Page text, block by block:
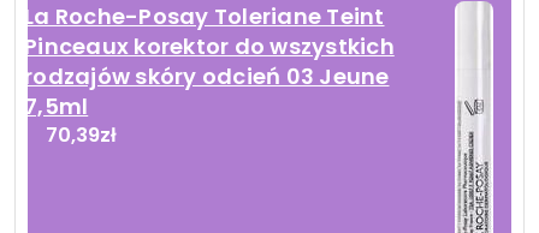
La Roche-Posay Toleriane Teint
Pinceaux korektor do wszystkich
rodzajów skóry odcień 03 Jeune
7,5ml
70,39zł